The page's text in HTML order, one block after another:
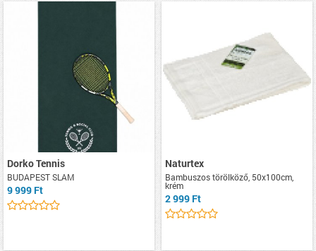
Dorko Tennis
BUDAPEST SLAM
9 999 Ft
Naturtex
Bambuszos törölköző, 50x100cm,
krém
2 999 Ft